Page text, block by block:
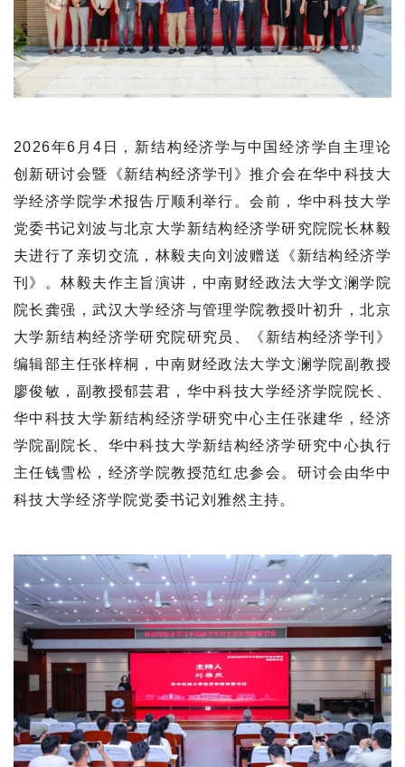
2026年6月4日，新结构经济学与中国经济学自主理论
创新研讨会暨《新结构经济学刊》推介会在华中科技大
学经济学院学术报告厅顺利举行。会前，华中科技大学
党委书记刘波与北京大学新结构经济学研究院院长林毅
夫进行了亲切交流，林毅夫向刘波赠送《新结构经济学
刊》。林毅夫作主旨演讲 ，中南财经政法大学文澜学院
院长龚强，武汉大学经济与管理学院教授叶初升，北京
大学新结构经济学研究院研究员、《新结构经济学刊》
编辑部主任张梓桐，中南财经政法大学文澜学院副教授
廖俊敏，副教授郁芸君，华中科技大学经济学院院长、
华中科技大学新结构经济学研究中心主任张建华，经济
学院副院长、华中科技大学新结构经济学研究中心执行
主任钱雪松，经济学院教授范红忠参会。研讨会由华中
科技大学经济学院党委书记刘雅然主持。